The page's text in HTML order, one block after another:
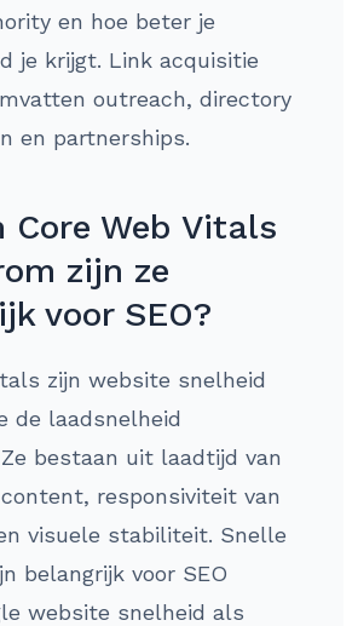
en hoe beter je
je krijgt. Link acquisitie
outreach, directory
en partnerships.
Core Web Vitals
zijn ze
voor SEO?
zijn website snelheid
de laadsnelheid
bestaan uit laadtijd van
responsiviteit van
visuele stabiliteit. Snelle
belangrijk voor SEO
website snelheid als